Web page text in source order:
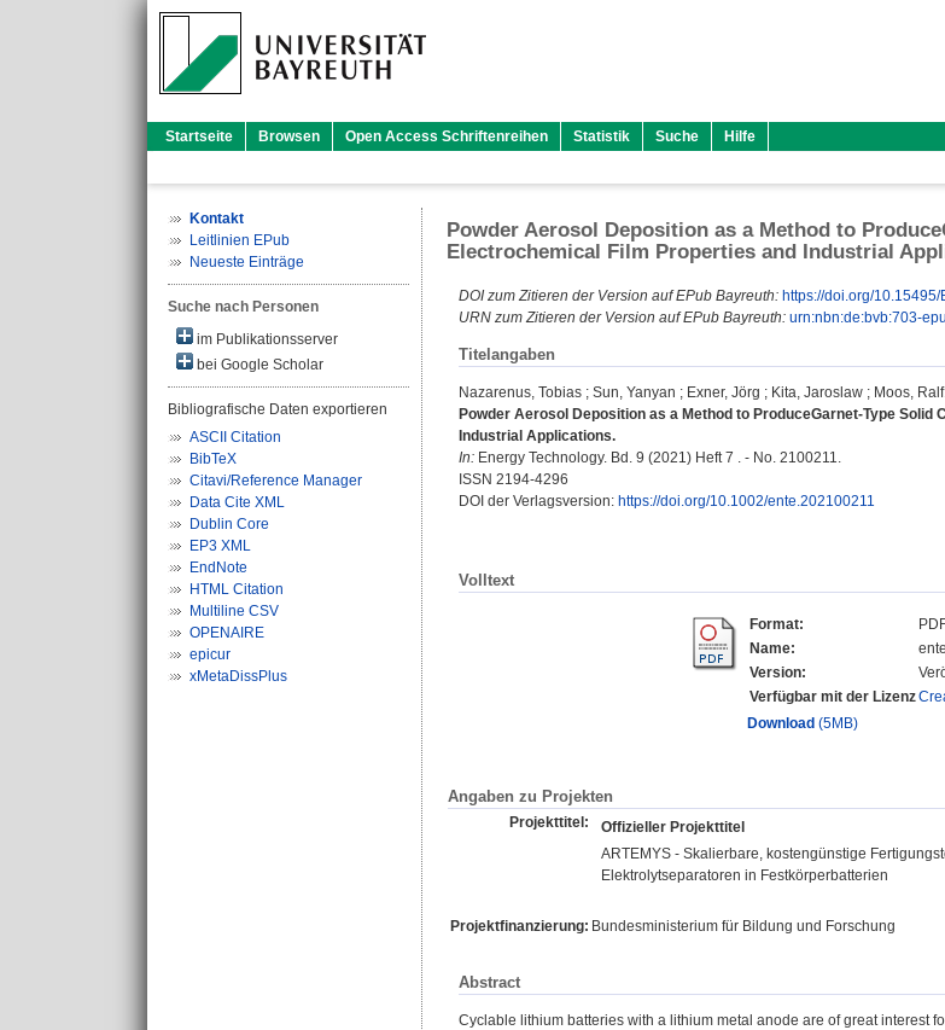
Startseite Browsen Open Access Schriftenreihen Statistik Suche Hilfe
Kontakt
Leitlinien EPub
Neueste Einträge
Suche nach Personen
im Publikationsserver
bei Google Scholar
Bibliografische Daten exportieren
ASCII Citation
BibTeX
Citavi/Reference Manager
Data Cite XML
Dublin Core
EP3 XML
EndNote
HTML Citation
Multiline CSV
OPENAIRE
epicur
xMetaDissPlus
Powder Aerosol Deposition as a Method to
Electrochemical Film Properties and Industrial
DOI zum Zitieren der Version auf EPub Bayreuth: https://doi.org/
URN zum Zitieren der Version auf EPub Bayreuth: urn:nbn:de:bvb:703-
Titelangaben
Nazarenus, Tobias ; Sun, Yanyan ; Exner, Jörg ; Kita, Jaroslaw ; Moos, Ralf
Powder Aerosol Deposition as a Method to ProduceGarnet-Type
Industrial Applications.
In: Energy Technology. Bd. 9 (2021) Heft 7 . - No. 2100211.
ISSN 2194-4296
DOI der Verlagsversion: https://doi.org/10.1002/ente.202100211
Volltext
Format:
Name:
Version:
Verfügbar mit der Lizenz
Download (5MB)
Angaben zu Projekten
Projekttitel: Offizieller Projekttitel
ARTEMYS - Skalierbare, kostengünstige
Elektrolytseparatoren in Festkörperbatterien
Projektfinanzierung: Bundesministerium für Bildung und Forschung
Abstract
Cyclable lithium batteries with a lithium metal anode are of great interest